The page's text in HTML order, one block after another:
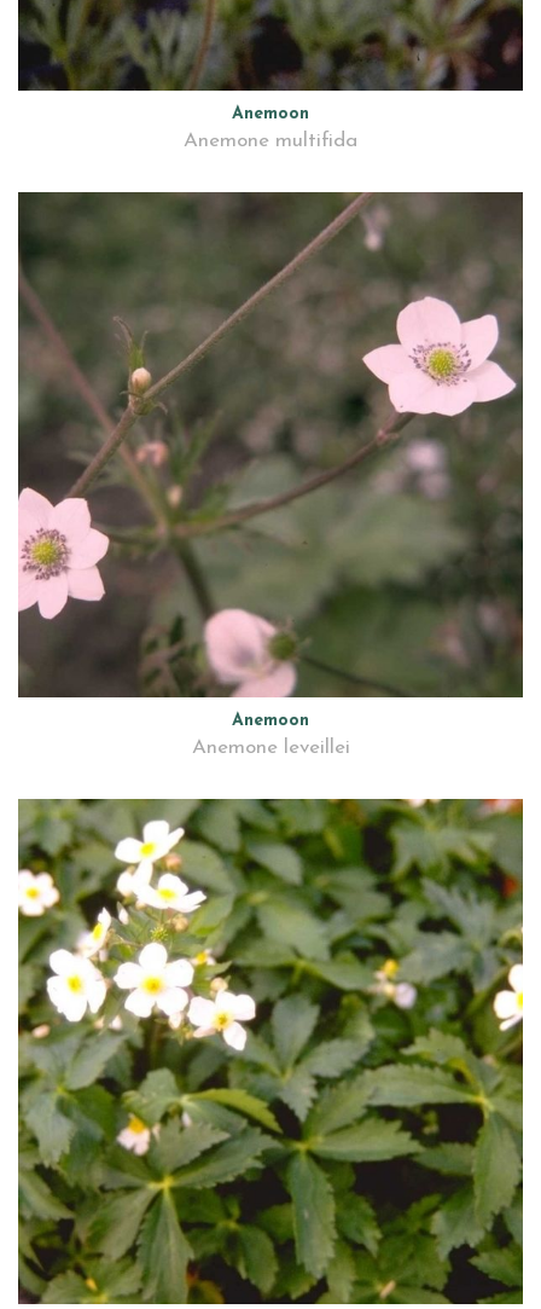
Anemoon
Anemone multifida
Anemoon
Anemone leveillei